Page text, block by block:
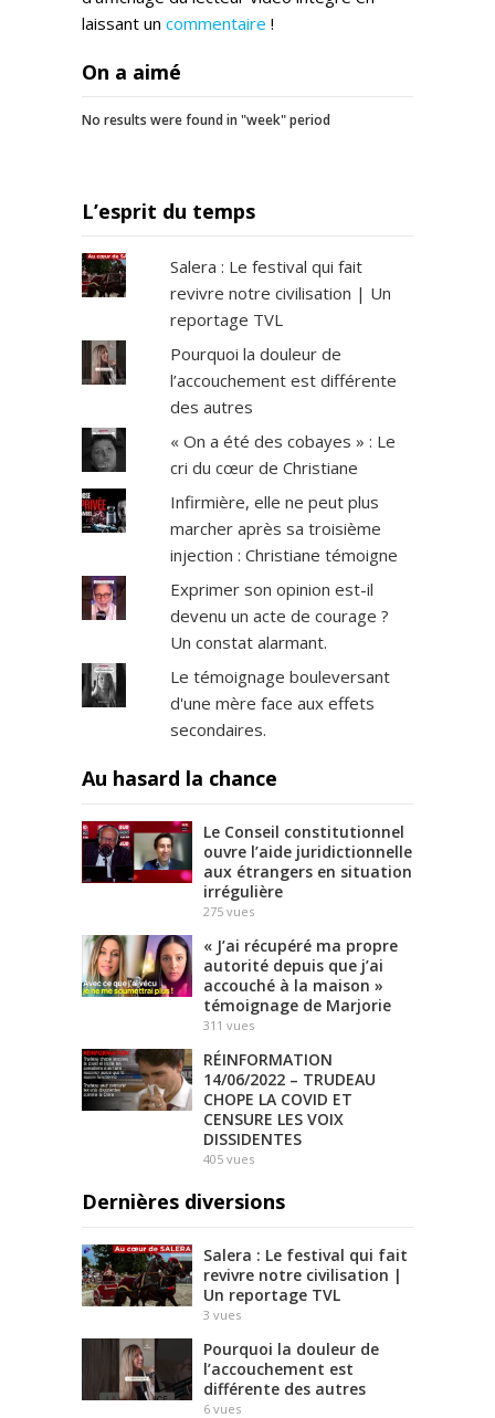
laissant un commentaire !
On a aimé
No results were found in "week" period
L’esprit du temps
Salera : Le festival qui fait
revivre notre civilisation | Un
reportage TVL
Pourquoi la douleur de
l’accouchement est différente
des autres
« On a été des cobayes » : Le
cri du cœur de Christiane
Infirmière, elle ne peut plus
marcher après sa troisième
injection : Christiane témoigne
Exprimer son opinion est-il
devenu un acte de courage ?
Un constat alarmant.
Le témoignage bouleversant
d'une mère face aux effets
secondaires.
Au hasard la chance
Le Conseil constitutionnel
ouvre l’aide juridictionnelle
aux étrangers en situation
irrégulière
275 vues
« J’ai récupéré ma propre
autorité depuis que j’ai
accouché à la maison »
témoignage de Marjorie
311 vues
RÉINFORMATION
14/06/2022 – TRUDEAU
CHOPE LA COVID ET
CENSURE LES VOIX
DISSIDENTES
405 vues
Dernières diversions
Salera : Le festival qui fait
revivre notre civilisation |
Un reportage TVL
3 vues
Pourquoi la douleur de
l’accouchement est
différente des autres
6 vues